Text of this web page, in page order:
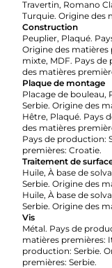
Travertin, Romano
Turquie. Origine des
Construction
Peuplier, Plaqué.
Origine des matières
mixte, MDF. Pays
des matières
Plaque de montage
Placage de bouleau,
Serbie. Origine des
Hêtre, Plaqué. Pays
des matières
Pays de production:
premières: Croatie.
Traitement de
Huile, À base de
Serbie. Origine des
Huile, À base de
Serbie. Origine des
Vis
Métal. Pays de
matières premières:
production: Serbie.
premières: Serbie.